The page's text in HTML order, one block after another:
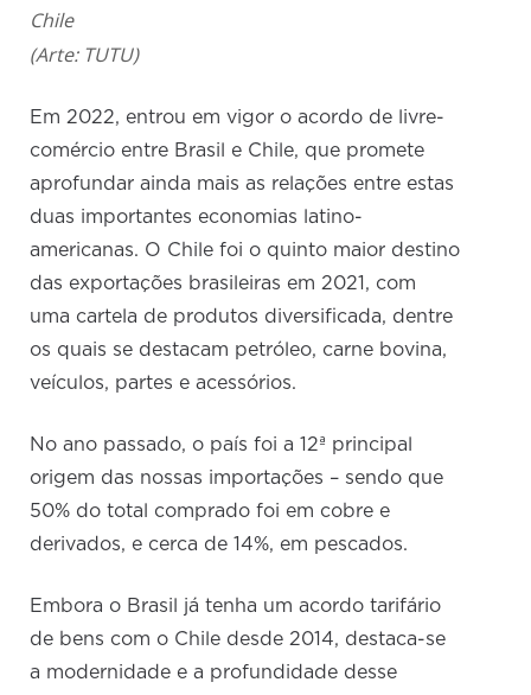
Chile
(Arte: TUTU)
Em 2022, entrou em vigor o acordo de livre-
comércio entre Brasil e Chile, que promete
aprofundar ainda mais as relações entre estas
duas importantes economias latino-
americanas. O Chile foi o quinto maior destino
das exportações brasileiras em 2021, com
uma cartela de produtos diversificada, dentre
os quais se destacam petróleo, carne bovina,
veículos, partes e acessórios.
No ano passado, o país foi a 12ª principal
origem das nossas importações – sendo que
50% do total comprado foi em cobre e
derivados, e cerca de 14%, em pescados.
Embora o Brasil já tenha um acordo tarifário
de bens com o Chile desde 2014, destaca-se
a modernidade e a profundidade desse